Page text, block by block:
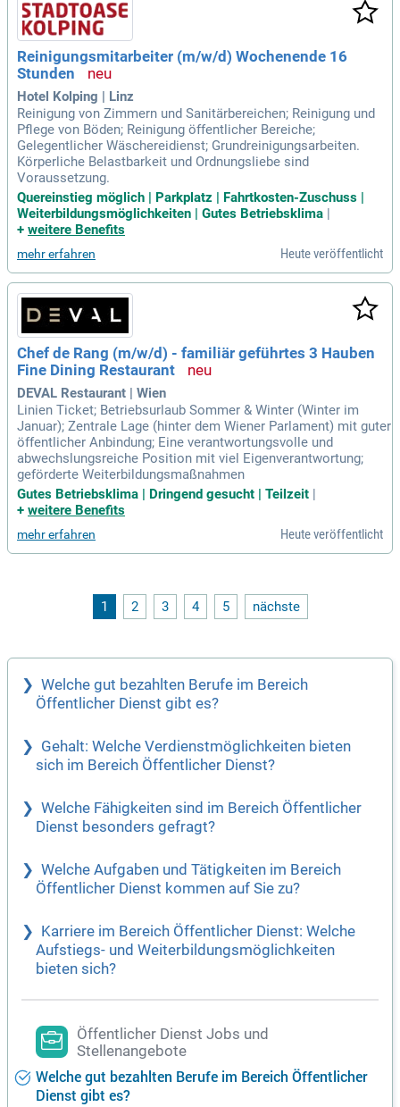
Reinigungsmitarbeiter (m/w/d) Wochenende 16
Stunden
Hotel Kolping | Linz
Reinigung von Zimmern und Sanitärbereichen; Reinigung und
Pflege von Böden; Reinigung öffentlicher Bereiche;
Gelegentlicher Wäschereidienst; Grundreinigungsarbeiten.
Körperliche Belastbarkeit und Ordnungsliebe sind
Voraussetzung.
Quereinstieg möglich | Parkplatz | Fahrtkosten-Zuschuss |
Weiterbildungsmöglichkeiten | Gutes Betriebsklima |
+ weitere Benefits
mehr erfahren Heute veröffentlicht
Chef de Rang (m/w/d) - familiär geführtes 3 Hauben
Fine Dining Restaurant
DEVAL Restaurant | Wien
Linien Ticket; Betriebsurlaub Sommer & Winter (Winter im
Januar); Zentrale Lage (hinter dem Wiener Parlament) mit guter
öffentlicher Anbindung; Eine verantwortungsvolle und
abwechslungsreiche Position mit viel Eigenverantwortung;
geförderte Weiterbildungsmaßnahmen
Gutes Betriebsklima | Dringend gesucht | Teilzeit
+ weitere Benefits
mehr erfahren Heute veröffentlicht
1 2 3 4 5 nächste
Welche gut bezahlten Berufe im Bereich
Öffentlicher Dienst gibt es?
Gehalt: Welche Verdienstmöglichkeiten bieten
sich im Bereich Öffentlicher Dienst?
Welche Fähigkeiten sind im Bereich Öffentlicher
Dienst besonders gefragt?
Welche Aufgaben und Tätigkeiten im Bereich
Öffentlicher Dienst kommen auf Sie zu?
Karriere im Bereich Öffentlicher Dienst: Welche
Aufstiegs- und Weiterbildungsmöglichkeiten
bieten sich?
Öffentlicher Dienst Jobs und
Stellenangebote
Welche gut bezahlten Berufe im Bereich Öffentlicher
Dienst gibt es?